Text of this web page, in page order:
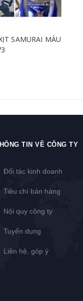
SAMURAI MÀU
TIN VỀ CÔNG TY
Đối tác kinh doanh
Tiêu chí bán hàng
Nội quy công ty
Tuyển dụng
Liên hệ, góp ý